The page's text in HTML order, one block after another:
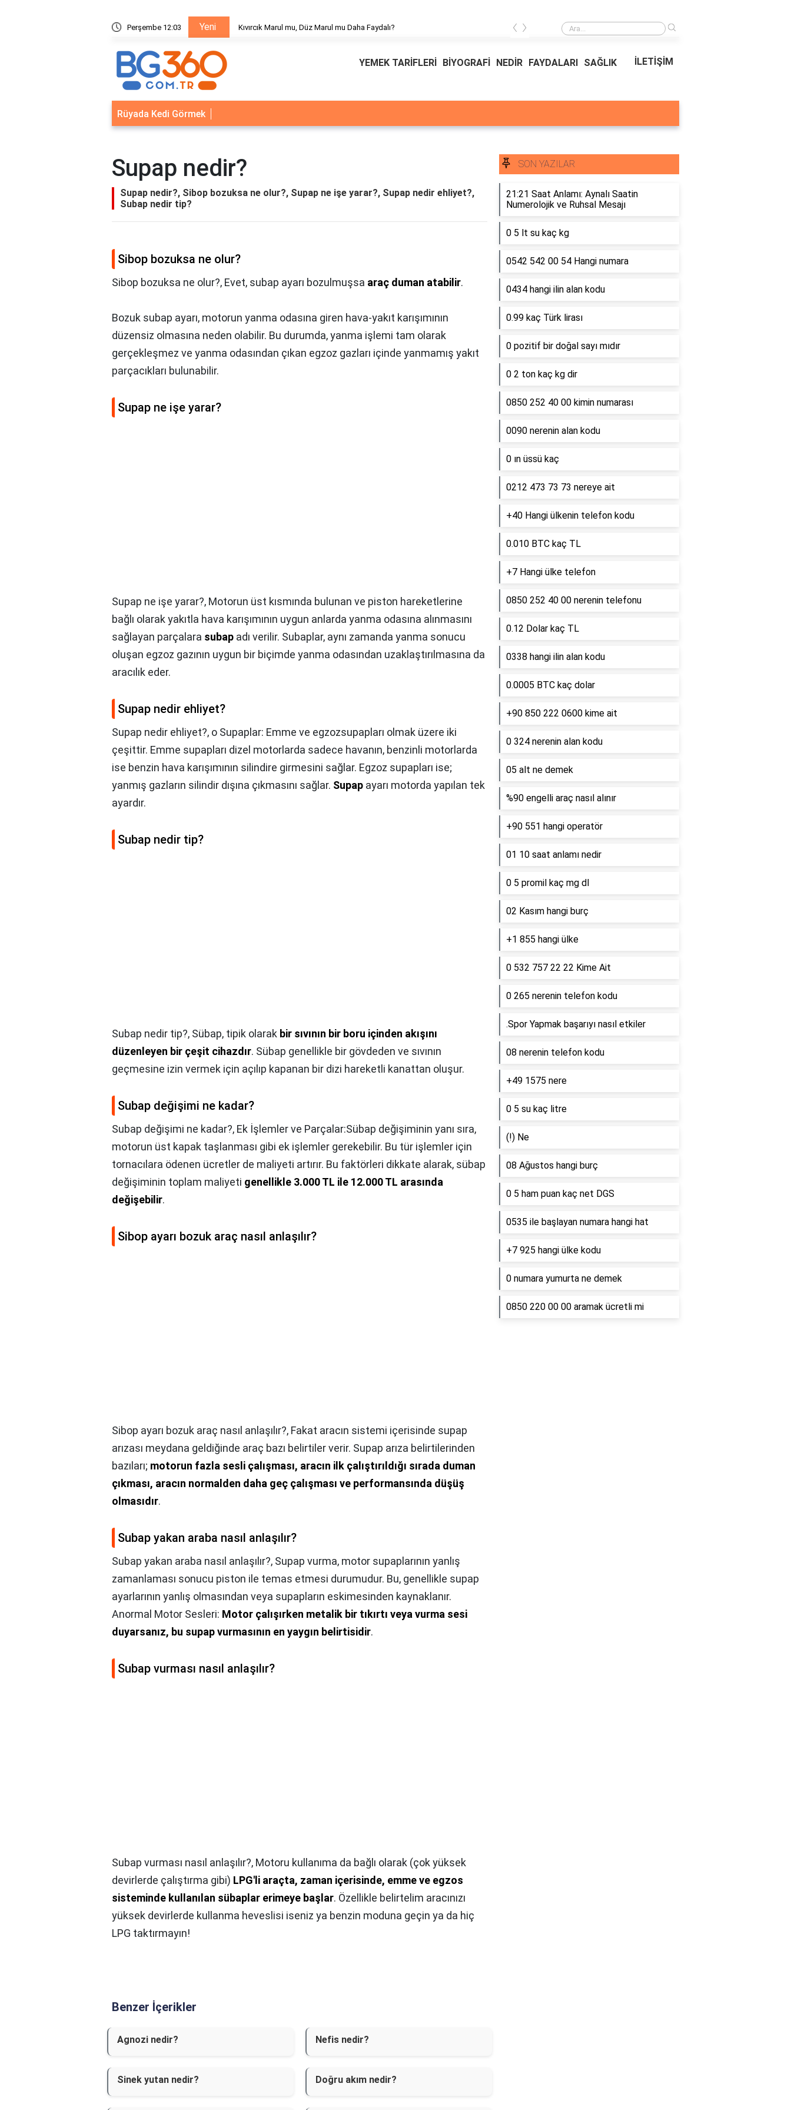
Perşembe 12:03 Yeni Kıvırcık Marul mu, Düz Marul mu Daha Faydalı? Kıvırcık Marul mu, Düz Marul mu Daha Faydalı?
‹ ›
YEMEK TARİFLERİ BİYOGRAFİ NEDİR FAYDALARI SAĞLIK İLETİŞİM
Rüyada Kedi Görmek
Supap nedir?
Supap nedir?, Sibop bozuksa ne olur?, Supap ne işe yarar?, Supap nedir ehliyet?,
Subap nedir tip?
Sibop bozuksa ne olur?
Sibop bozuksa ne olur?, Evet, subap ayarı bozulmuşsa araç duman atabilir.
Bozuk subap ayarı, motorun yanma odasına giren hava-yakıt karışımının
düzensiz olmasına neden olabilir. Bu durumda, yanma işlemi tam olarak
gerçekleşmez ve yanma odasından çıkan egzoz gazları içinde yanmamış yakıt
parçacıkları bulunabilir.
Supap ne işe yarar?
Supap ne işe yarar?, Motorun üst kısmında bulunan ve piston hareketlerine
bağlı olarak yakıtla hava karışımının uygun anlarda yanma odasına alınmasını
sağlayan parçalara subap adı verilir. Subaplar, aynı zamanda yanma sonucu
oluşan egzoz gazının uygun bir biçimde yanma odasından uzaklaştırılmasına da
aracılık eder.
Supap nedir ehliyet?
Supap nedir ehliyet?, o Supaplar: Emme ve egzozsupapları olmak üzere iki
çeşittir. Emme supapları dizel motorlarda sadece havanın, benzinli motorlarda
ise benzin hava karışımının silindire girmesini sağlar. Egzoz supapları ise;
yanmış gazların silindir dışına çıkmasını sağlar. Supap ayarı motorda yapılan tek
ayardır.
Subap nedir tip?
Subap nedir tip?, Sübap, tipik olarak bir sıvının bir boru içinden akışını
düzenleyen bir çeşit cihazdır. Sübap genellikle bir gövdeden ve sıvının
geçmesine izin vermek için açılıp kapanan bir dizi hareketli kanattan oluşur.
Subap değişimi ne kadar?
Subap değişimi ne kadar?, Ek İşlemler ve Parçalar:Sübap değişiminin yanı sıra,
motorun üst kapak taşlanması gibi ek işlemler gerekebilir. Bu tür işlemler için
tornacılara ödenen ücretler de maliyeti artırır. Bu faktörleri dikkate alarak, sübap
değişiminin toplam maliyeti genellikle 3.000 TL ile 12.000 TL arasında
değişebilir.
Sibop ayarı bozuk araç nasıl anlaşılır?
Sibop ayarı bozuk araç nasıl anlaşılır?, Fakat aracın sistemi içerisinde supap
arızası meydana geldiğinde araç bazı belirtiler verir. Supap arıza belirtilerinden
bazıları; motorun fazla sesli çalışması, aracın ilk çalıştırıldığı sırada duman
çıkması, aracın normalden daha geç çalışması ve performansında düşüş
olmasıdır.
Subap yakan araba nasıl anlaşılır?
Subap yakan araba nasıl anlaşılır?, Supap vurma, motor supaplarının yanlış
zamanlaması sonucu piston ile temas etmesi durumudur. Bu, genellikle supap
ayarlarının yanlış olmasından veya supapların eskimesinden kaynaklanır.
Anormal Motor Sesleri: Motor çalışırken metalik bir tıkırtı veya vurma sesi
duyarsanız, bu supap vurmasının en yaygın belirtisidir.
Subap vurması nasıl anlaşılır?
Subap vurması nasıl anlaşılır?, Motoru kullanıma da bağlı olarak (çok yüksek
devirlerde çalıştırma gibi) LPG'li araçta, zaman içerisinde, emme ve egzos
sisteminde kullanılan sübaplar erimeye başlar. Özellikle belirtelim aracınızı
yüksek devirlerde kullanma heveslisi iseniz ya benzin moduna geçin ya da hiç
LPG taktırmayın!
Benzer İçerikler
Agnozi nedir? Nefis nedir?
Sinek yutan nedir? Doğru akım nedir?
SON YAZILAR
21:21 Saat Anlamı: Aynalı Saatin
Numerolojik ve Ruhsal Mesajı
0 5 lt su kaç kg
0542 542 00 54 Hangi numara
0434 hangi ilin alan kodu
0.99 kaç Türk lirası
0 pozitif bir doğal sayı mıdır
0 2 ton kaç kg dir
0850 252 40 00 kimin numarası
0090 nerenin alan kodu
0 ın üssü kaç
0212 473 73 73 nereye ait
+40 Hangi ülkenin telefon kodu
0.010 BTC kaç TL
+7 Hangi ülke telefon
0850 252 40 00 nerenin telefonu
0.12 Dolar kaç TL
0338 hangi ilin alan kodu
0.0005 BTC kaç dolar
+90 850 222 0600 kime ait
0 324 nerenin alan kodu
05 alt ne demek
%90 engelli araç nasıl alınır
+90 551 hangi operatör
01 10 saat anlamı nedir
0 5 promil kaç mg dl
02 Kasım hangi burç
+1 855 hangi ülke
0 532 757 22 22 Kime Ait
0 265 nerenin telefon kodu
.Spor Yapmak başarıyı nasıl etkiler
08 nerenin telefon kodu
+49 1575 nere
0 5 su kaç litre
(!) Ne
08 Ağustos hangi burç
0 5 ham puan kaç net DGS
0535 ile başlayan numara hangi hat
+7 925 hangi ülke kodu
0 numara yumurta ne demek
0850 220 00 00 aramak ücretli mi